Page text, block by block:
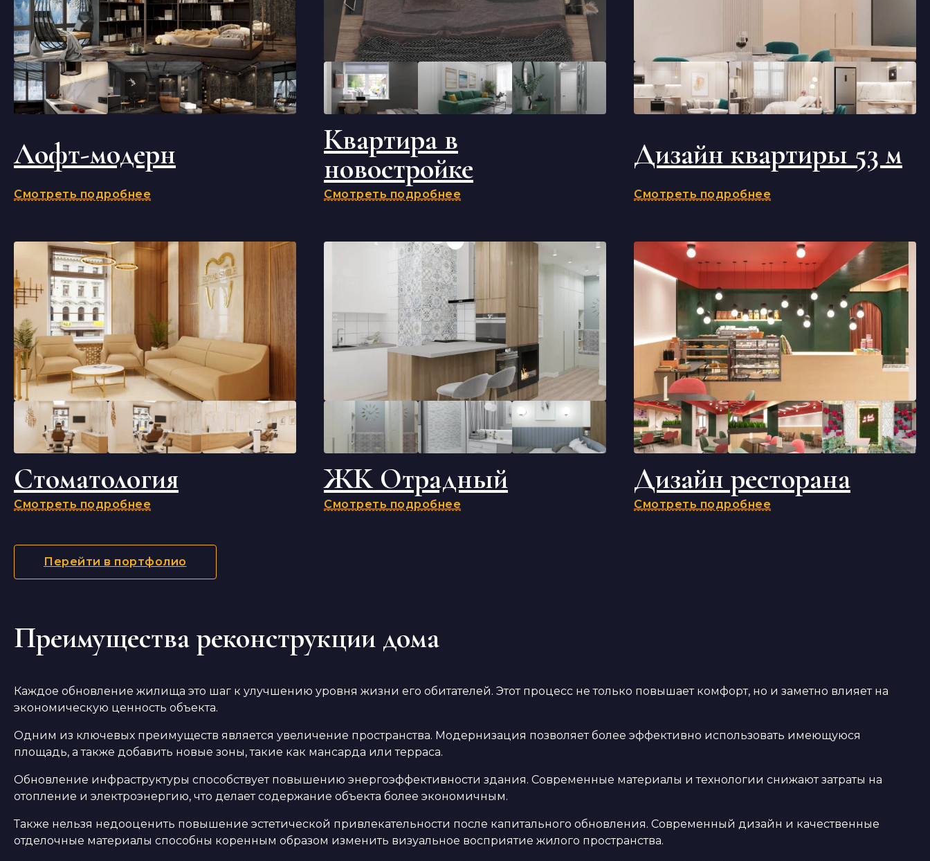
Лофт-модерн
Смотреть подробнее
Квартира в
новостройке
Смотреть подробнее
Дизайн квартиры 53 м
Смотреть подробнее
Стоматология
Смотреть подробнее
ЖК Отрадный
Смотреть подробнее
Дизайн ресторана
Смотреть подробнее
Перейти в портфолио
Преимущества реконструкции дома
Каждое обновление жилища это шаг к улучшению уровня жизни его обитателей. Этот процесс не только повышает комфорт, но и заметно влияет на
экономическую ценность объекта.
Одним из ключевых преимуществ является увеличение пространства. Модернизация позволяет более эффективно использовать имеющуюся
площадь, а также добавить новые зоны, такие как мансарда или терраса.
Обновление инфраструктуры способствует повышению энергоэффективности здания. Современные материалы и технологии снижают затраты на
отопление и электроэнергию, что делает содержание объекта более экономичным.
Также нельзя недооценить повышение эстетической привлекательности после капитального обновления. Современный дизайн и качественные
отделочные материалы способны коренным образом изменить визуальное восприятие жилого пространства.